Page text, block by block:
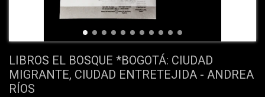
LIBROS EL BOSQUE *BOGOTÁ: CIUDAD
MIGRANTE, CIUDAD ENTRETEJIDA - ANDREA
RÍOS